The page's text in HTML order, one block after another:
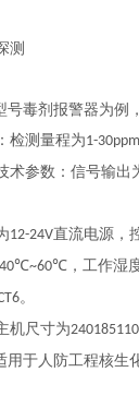
测
号毒剂报警器为例
检测量程为1-30ppm
术参数：信号输出
12-24V直流电源，
，工作湿
。
机尺寸为240185
用于人防工程核生